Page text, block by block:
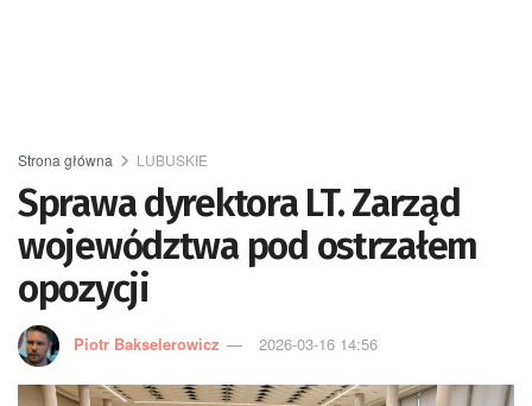
Strona główna LUBUSKIE
Sprawa dyrektora LT. Zarząd
województwa pod ostrzałem
opozycji
Piotr Bakselerowicz 2026-03-16 14:56